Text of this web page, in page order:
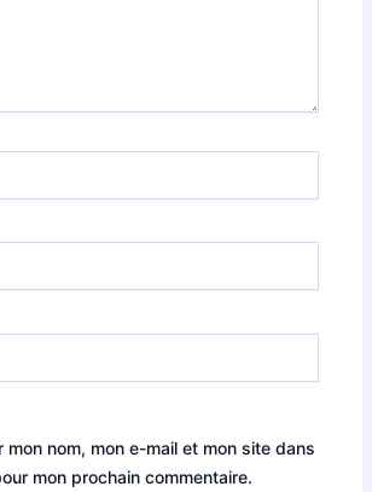
mon nom, mon e-mail et mon site dans
mon prochain commentaire.